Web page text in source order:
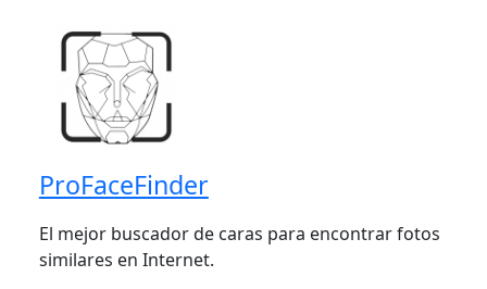
ProFaceFinder
El mejor buscador de caras para encontrar fotos
similares en Internet.